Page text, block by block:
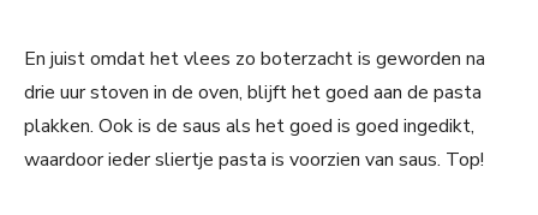
En juist omdat het vlees zo boterzacht is geworden na
drie uur stoven in de oven, blijft het goed aan de pasta
plakken. Ook is de saus als het goed is goed ingedikt,
waardoor ieder sliertje pasta is voorzien van saus. Top!